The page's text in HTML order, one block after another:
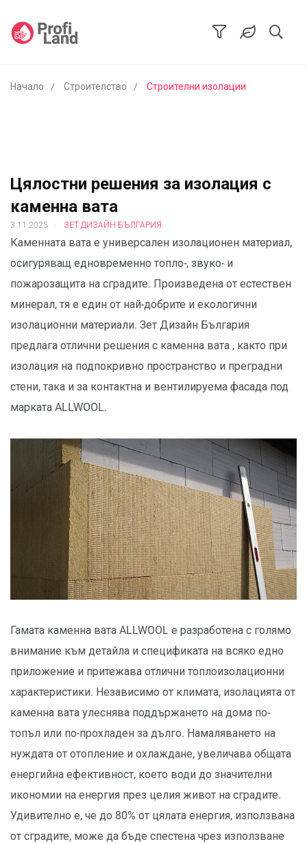
Начало Строителство Строителни изолации
Цялостни решения за изолация с
каменна вата
3.11.2025 . ЗЕТ ДИЗАЙН БЪЛГАРИЯ
Каменната вата е универсален изолационен материал,
осигуряващ едновременно топло-, звуко- и
пожарозащита на сградите. Произведена от естествен
минерал, тя е един от най-добрите и екологични
изолационни материали. Зет Дизайн България
предлага отлични решения с каменна вата , както при
изолация на подпокривно пространство и преградни
стени, така и за контактна и вентилируема фасада под
марката ALLWOOL.
Гамата каменна вата ALLWOOL е разработена с голямо
внимание към детайла и спецификата на всяко едно
приложение и притежава отлични топлоизолационни
характеристики. Независимо от климата, изолацията от
каменна вата улеснява поддържането на дома по-
топъл или по-прохладен за дълго. Намаляването на
нуждата от отопление и охлаждане, увеличава общата
енергийна ефективност, което води до значителни
икономии на енергия през целия живот на сградите.
Удивително е, че до 80% от цялата енергия, използвана
от сградите, може да бъде спестена чрез използване